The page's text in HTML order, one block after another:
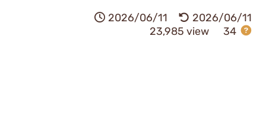
2026/06/11
2026/06/11
23,985 view
34